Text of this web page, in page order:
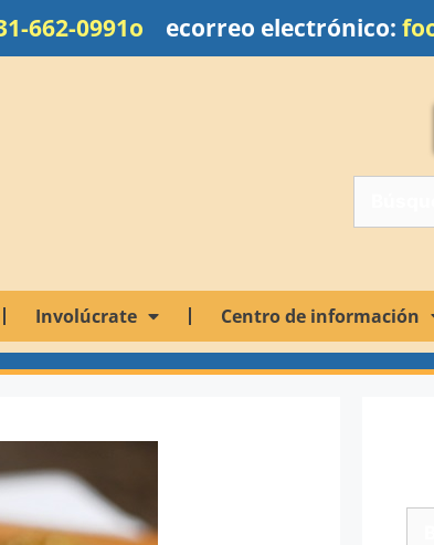
662-0991o ecorreo electrónico:
Involúcrate Centro de información